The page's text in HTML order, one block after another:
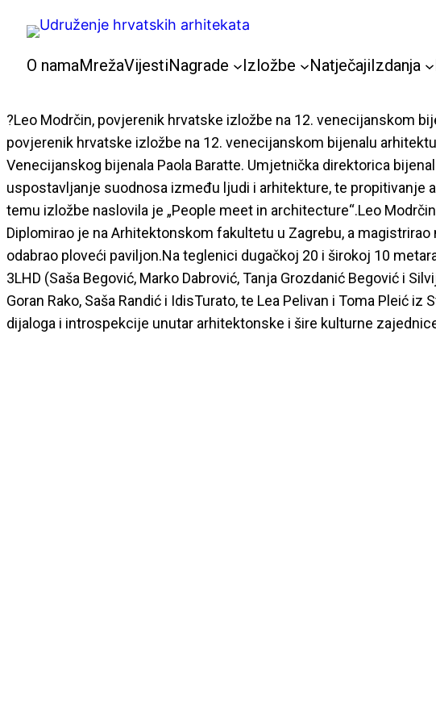
Skoči
sadržaja
O namaMrežaVijestiNagrade Izložbe NatječajiIzdanja
?Leo Modrčin, povjerenik hrvatske izložbe na 12. venecijanskom
povjerenik hrvatske izložbe na 12. venecijanskom bijenalu
Venecijanskog bijenala Paola Baratte. Umjetnička direktorica
uspostavljanje suodnosa između ljudi i arhitekture, te propitivanje
temu izložbe naslovila je „People meet in architecture“.Leo
Diplomirao je na Arhitektonskom fakultetu u Zagrebu, a
odabrao ploveći paviljon.Na teglenici dugačkoj 20 i širokoj 10
3LHD (Saša Begović, Marko Dabrović, Tanja Grozdanić Begović i
Goran Rako, Saša Randić i IdisTurato, te Lea Pelivan i Toma Pleić
dijaloga i introspekcije unutar arhitektonske i šire kulturne